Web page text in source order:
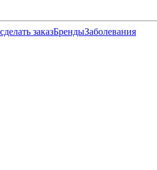
заказБрендыЗаболевания